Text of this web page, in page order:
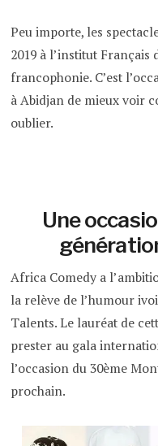
Peu importe, les
2019 à l’institut Français
francophonie. C’est
à Abidjan de mieux voir
oublier.
Une
Africa Comedy a
la relève de l’humour
Talents. Le lauréat de
prester au gala
l’occasion du 30ème
prochain.